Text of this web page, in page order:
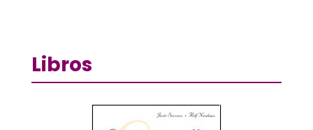
Libros